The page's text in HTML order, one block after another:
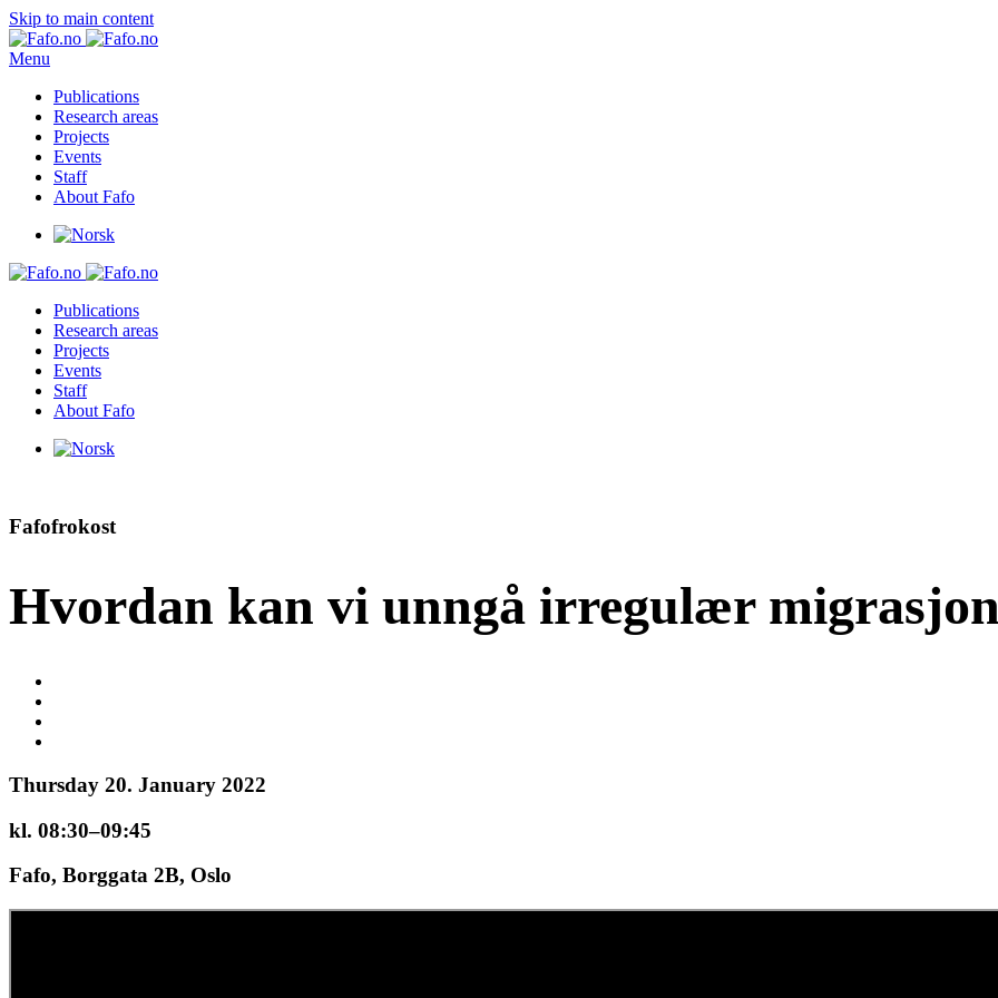
Skip to main content
Menu
Publications
Research areas
Projects
Events
Staff
About Fafo
Publications
Research areas
Projects
Events
Staff
About Fafo
Fafofrokost
Hvordan kan vi unngå irregulær
Thursday 20. January 2022
kl. 08:30–09:45
Fafo, Borggata 2B, Oslo